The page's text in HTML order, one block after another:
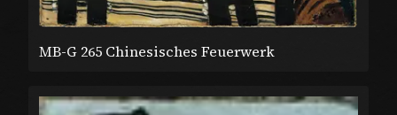
MB-G 265 Chinesisches Feuerwerk